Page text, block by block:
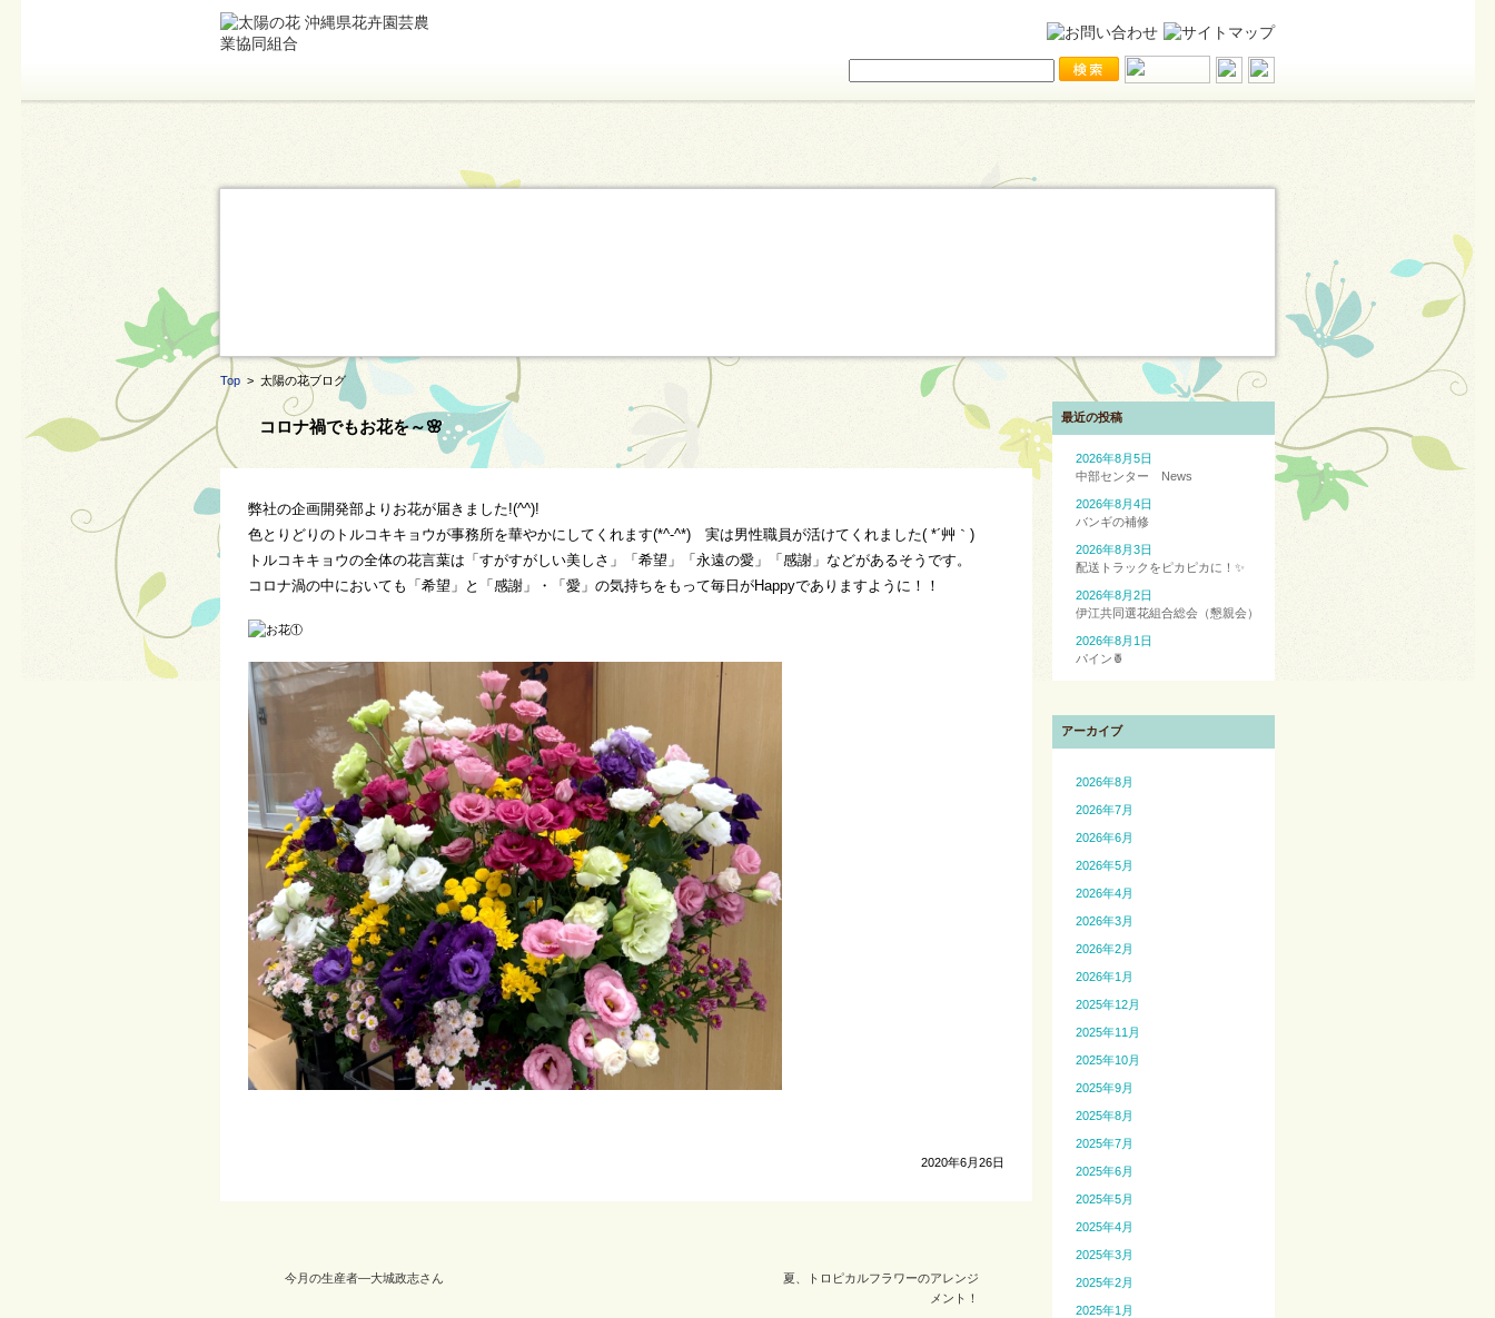
Top > 太陽の花ブログ
コロナ禍でもお花を～🌸
弊社の企画開発部よりお花が届きました!(^^)!
色とりどりのトルコキキョウが事務所を華やかにしてくれます(*^-^*) 実は男性職員が活けてくれました( *´艸｀)
トルコキキョウの全体の花言葉は「すがすがしい美しさ」「希望」「永遠の愛」「感謝」などがあるそうです。
コロナ渦の中においても「希望」と「感謝」・「愛」の気持ちをもって毎日がHappyでありますように！！
2020年6月26日
今月の生産者―大城政志さん
夏、トロピカルフラワーのアレンジ
メント！
最近の投稿
2026年8月5日
中部センター News
2026年8月4日
バンギの補修
2026年8月3日
配送トラックをピカピカに！✨
2026年8月2日
伊江共同選花組合総会（懇親会）
2026年8月1日
パイン🍍
アーカイブ
2026年8月
2026年7月
2026年6月
2026年5月
2026年4月
2026年3月
2026年2月
2026年1月
2025年12月
2025年11月
2025年10月
2025年9月
2025年8月
2025年7月
2025年6月
2025年5月
2025年4月
2025年3月
2025年2月
2025年1月